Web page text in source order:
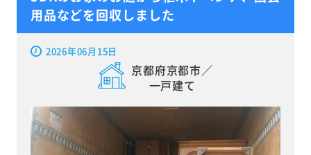
用品などを回収しました
2026年06月15日
京都府京都市／
一戸建て